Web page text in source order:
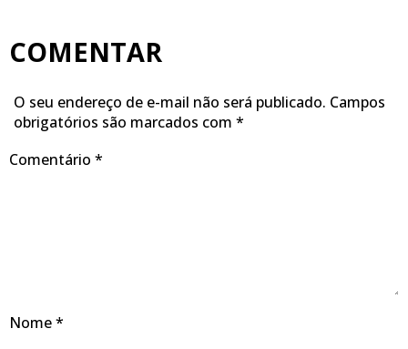
COMENTAR
O seu endereço de e-mail não será publicado. Campos
obrigatórios são marcados com *
Comentário *
Nome*